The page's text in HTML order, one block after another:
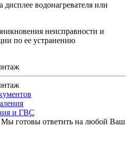
водонагревателя или
неисправности и
по ее устранению
и ГВС
Мы готовы ответить на любой Ваш